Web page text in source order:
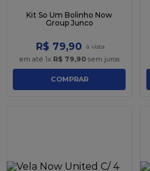
Kit So Um Bolinho Now
Group Junco
R$ 79,90
em até 1x R$ 79,90 sem juros
COMPRAR